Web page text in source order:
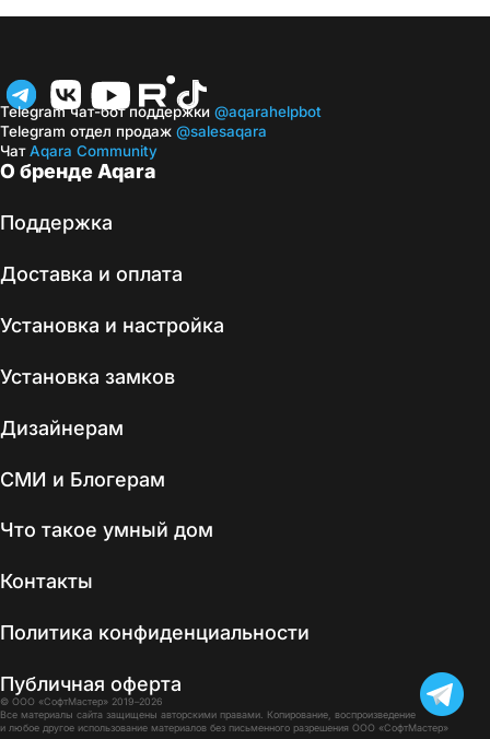
О бренде Aqara
Поддержка
Доставка и оплата
Установка и настройка
Установка замков
Дизайнерам
СМИ и Блогерам
Что такое умный дом
Контакты
Политика конфиденциальности
Публичная оферта
© ООО «СофтМастер» 2019–2026
Все материалы сайта защищены авторскими правами. Копирование, воспроизведение
и любое другое использование материалов без письменного разрешения ООО «СофтМастер»
Telegram чат-бот поддержки @aqarahelpbot
Telegram отдел продаж @salesaqara
ЧатAqara Community